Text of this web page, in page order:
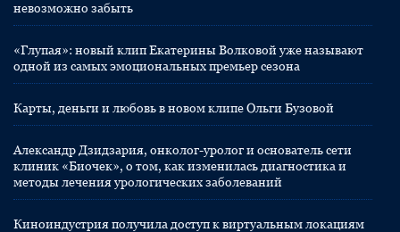
невозможно забыть
«Глупая»: новый клип Екатерины Волковой уже называют
одной из самых эмоциональных премьер сезона
Карты, деньги и любовь в новом клипе Ольги Бузовой
Александр Дзидзария, онколог-уролог и основатель сети
клиник «Биочек», о том, как изменилась диагностика и
методы лечения урологических заболеваний
Киноиндустрия получила доступ к виртуальным локациям